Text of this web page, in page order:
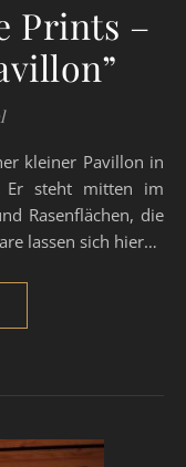
Prints –
Er steht mitten im
Rasenflächen, die
lassen sich hier…